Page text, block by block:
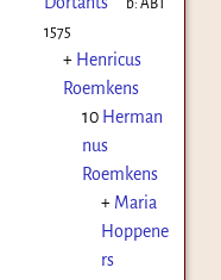
1575
+ Henricus
Roemkens
10 Herman
nus
Roemkens
+ Maria
Hoppene
rs